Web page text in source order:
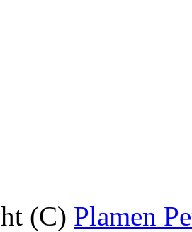
(C) Plamen